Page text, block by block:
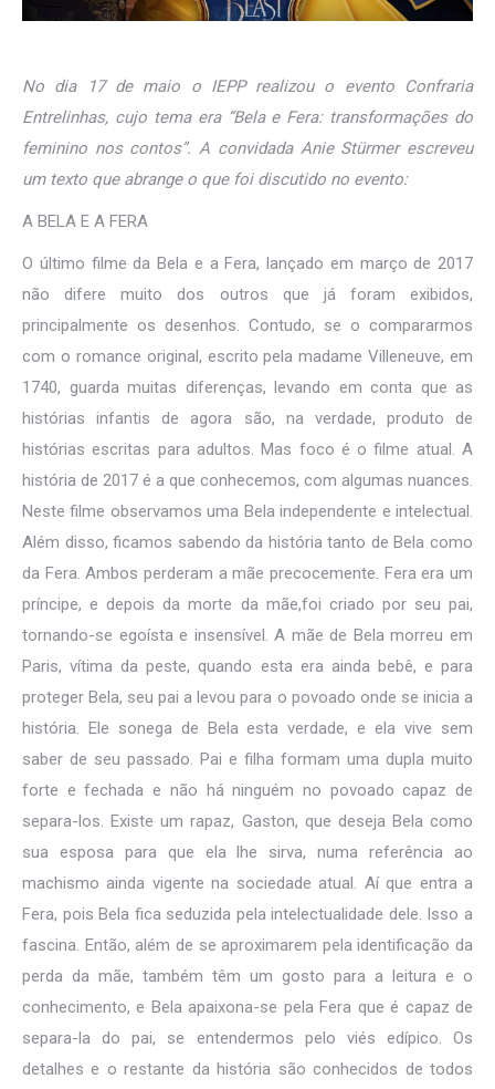
No dia 17 de maio o IEPP realizou o evento Confraria
Entrelinhas, cujo tema era “Bela e Fera: transformações do
feminino nos contos”. A convidada Anie Stürmer escreveu
um texto que abrange o que foi discutido no evento:
A BELA E A FERA
O último filme da Bela e a Fera, lançado em março de 2017
não difere muito dos outros que já foram exibidos,
principalmente os desenhos. Contudo, se o compararmos
com o romance original, escrito pela madame Villeneuve, em
1740, guarda muitas diferenças, levando em conta que as
histórias infantis de agora são, na verdade, produto de
histórias escritas para adultos. Mas foco é o filme atual. A
história de 2017 é a que conhecemos, com algumas nuances.
Neste filme observamos uma Bela independente e intelectual.
Além disso, ficamos sabendo da história tanto de Bela como
da Fera. Ambos perderam a mãe precocemente. Fera era um
príncipe, e depois da morte da mãe,foi criado por seu pai,
tornando-se egoísta e insensível. A mãe de Bela morreu em
Paris, vítima da peste, quando esta era ainda bebê, e para
proteger Bela, seu pai a levou para o povoado onde se inicia a
história. Ele sonega de Bela esta verdade, e ela vive sem
saber de seu passado. Pai e filha formam uma dupla muito
forte e fechada e não há ninguém no povoado capaz de
separa-los. Existe um rapaz, Gaston, que deseja Bela como
sua esposa para que ela lhe sirva, numa referência ao
machismo ainda vigente na sociedade atual. Aí que entra a
Fera, pois Bela fica seduzida pela intelectualidade dele. Isso a
fascina. Então, além de se aproximarem pela identificação da
perda da mãe, também têm um gosto para a leitura e o
conhecimento, e Bela apaixona-se pela Fera que é capaz de
separa-la do pai, se entendermos pelo viés edípico. Os
detalhes e o restante da história são conhecidos de todos